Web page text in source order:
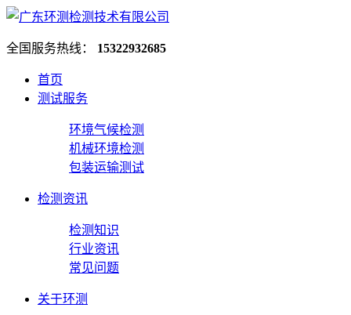
全国服务热线： 15322932685
首页
测试服务
环境气候检测
机械环境检测
包装运输测试
检测资讯
检测知识
行业资讯
常见问题
关于环测